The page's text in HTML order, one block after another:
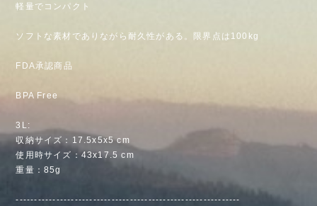
軽量でコンパクト
ソフトな素材でありながら耐久性がある。限界点は100kg
FDA承認商品
BPA Free
3L:
収納サイズ：17.5x5x5 cm
使用時サイズ：43x17.5 cm
重量：85g
-------------------------------------------------------------